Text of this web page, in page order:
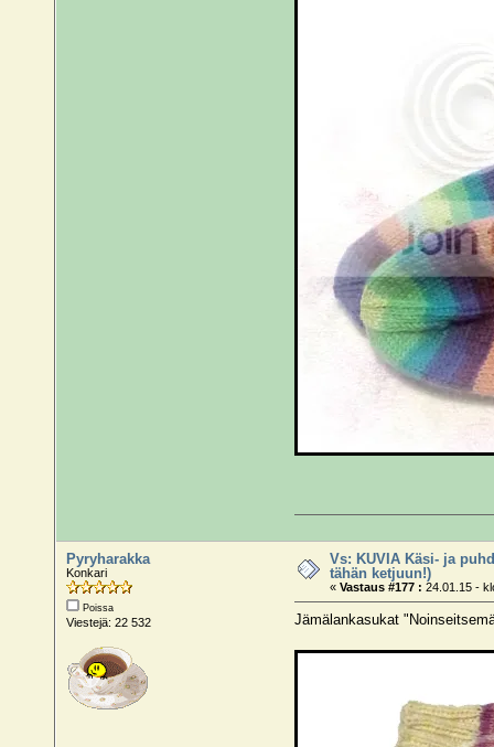
Pyryharakka
Konkari
Poissa
Viestejä: 22 532
Vs: KUVIA Käsi- ja
tähän ketjuun!)
«Vastaus #177 : 24.01.15 -
Jämälankasukat